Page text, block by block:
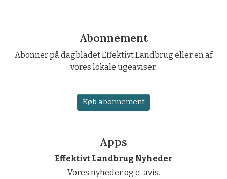
Abonnement
Abonner på dagbladet Effektivt Landbrug eller en af
vores lokale ugeaviser.
Køb abonnement
Apps
Effektivt Landbrug Nyheder
Vores nyheder og e-avis.